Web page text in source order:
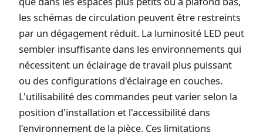
les schémas de circulation peuvent être restreints
par un dégagement réduit. La luminosité LED peut
sembler insuffisante dans les environnements qui
nécessitent un éclairage de travail plus puissant
ou des configurations d'éclairage en couches.
L'utilisabilité des commandes peut varier selon la
position d'installation et l'accessibilité dans
l'environnement de la pièce. Ces limitations